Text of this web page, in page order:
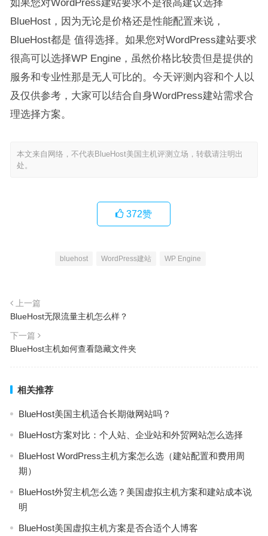
如果您对WordPress建站要求不是很高建议选择
BlueHost，因为无论是价格还是性能配置来说，
BlueHost都是 值得选择。如果您对WordPress建站要求
很高可以选择WP Engine，虽然价格比较贵但是提供的
服务和专业性那是无人可比的。今天评测内容和个人以
及仅供参考，大家可以结合自身WordPress建站需求合
理选择方案。
本文来自网络，不代表BlueHost美国主机评测立场，转载请注明出
处。
372赞
bluehost WordPress建站 WP Engine
上一篇
BlueHost无限流量主机怎么样？
下一篇
BlueHost主机如何查看隐藏文件夹
相关推荐
BlueHost美国主机适合长期做网站吗？
BlueHost方案对比：个人站、企业站和外贸网站怎么选择
BlueHost WordPress主机方案怎么选（建站配置和费用周
期）
BlueHost外贸主机怎么选？美国虚拟主机方案和建站成本说
明
BlueHost美国虚拟主机方案是否合适个人博客